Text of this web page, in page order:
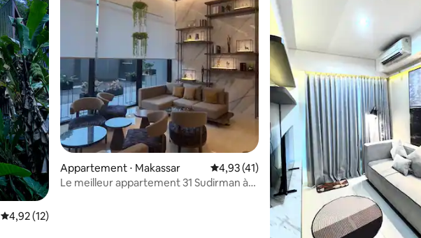
Évaluation moyenne sur la base de 12 commentaires : 4,92 sur 5
4,92 (12)
Appartement ⋅ Makassar Évaluation moyenne sur la base de 41
4,93 (41)
Le meilleur appartement 31 Sudirman à